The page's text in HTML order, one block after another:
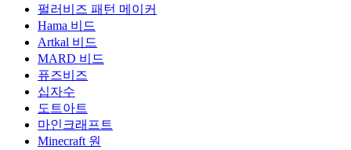
펄러비즈 패턴 메이커
Hama 비드
Artkal 비드
MARD 비드
퓨즈비즈
십자수
도트아트
마인크래프트
Minecraft 원